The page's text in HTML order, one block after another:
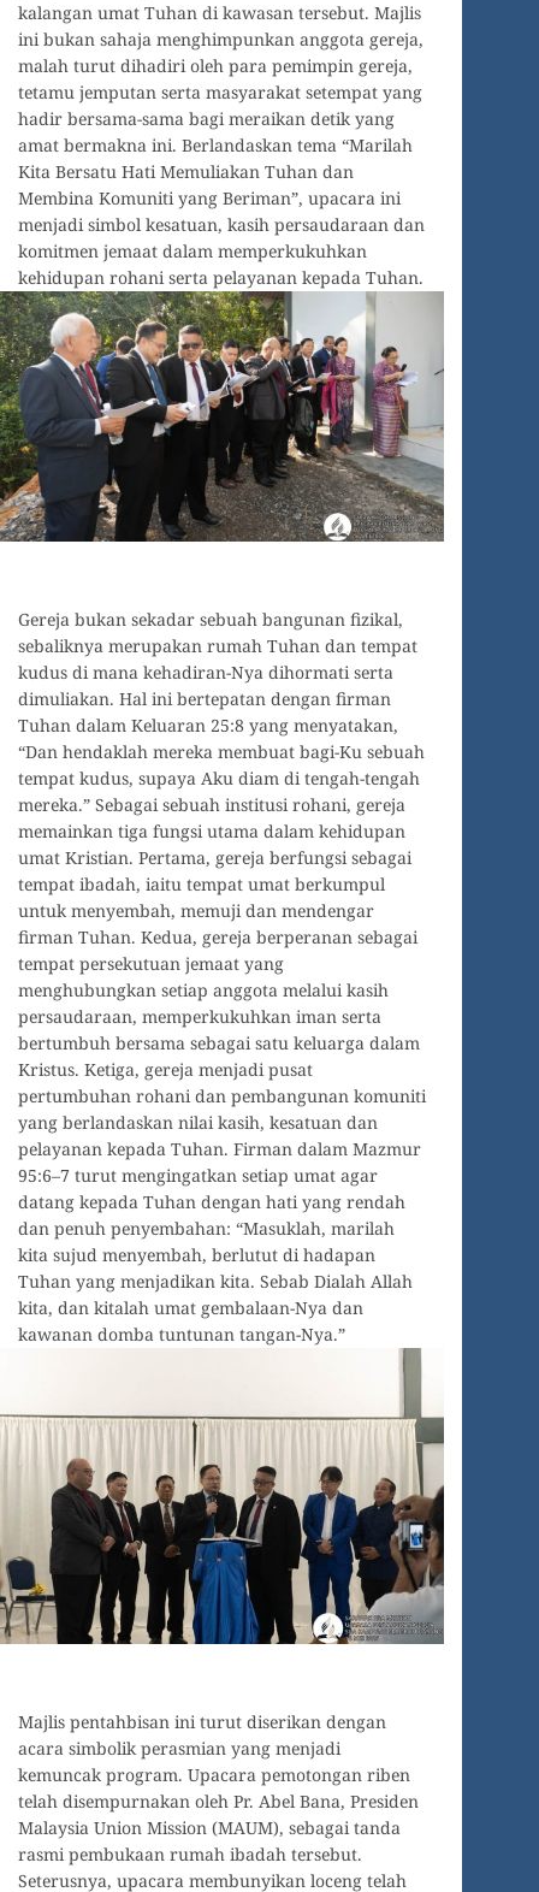
kalangan umat Tuhan di kawasan tersebut. Majlis
ini bukan sahaja menghimpunkan anggota gereja,
malah turut dihadiri oleh para pemimpin gereja,
tetamu jemputan serta masyarakat setempat yang
hadir bersama-sama bagi meraikan detik yang
amat bermakna ini. Berlandaskan tema “Marilah
Kita Bersatu Hati Memuliakan Tuhan dan
Membina Komuniti yang Beriman”, upacara ini
menjadi simbol kesatuan, kasih persaudaraan dan
komitmen jemaat dalam memperkukuhkan
kehidupan rohani serta pelayanan kepada Tuhan.
Gereja bukan sekadar sebuah bangunan fizikal,
sebaliknya merupakan rumah Tuhan dan tempat
kudus di mana kehadiran-Nya dihormati serta
dimuliakan. Hal ini bertepatan dengan firman
Tuhan dalam Keluaran 25:8 yang menyatakan,
“Dan hendaklah mereka membuat bagi-Ku sebuah
tempat kudus, supaya Aku diam di tengah-tengah
mereka.” Sebagai sebuah institusi rohani, gereja
memainkan tiga fungsi utama dalam kehidupan
umat Kristian. Pertama, gereja berfungsi sebagai
tempat ibadah, iaitu tempat umat berkumpul
untuk menyembah, memuji dan mendengar
firman Tuhan. Kedua, gereja berperanan sebagai
tempat persekutuan jemaat yang
menghubungkan setiap anggota melalui kasih
persaudaraan, memperkukuhkan iman serta
bertumbuh bersama sebagai satu keluarga dalam
Kristus. Ketiga, gereja menjadi pusat
pertumbuhan rohani dan pembangunan komuniti
yang berlandaskan nilai kasih, kesatuan dan
pelayanan kepada Tuhan. Firman dalam Mazmur
95:6–7 turut mengingatkan setiap umat agar
datang kepada Tuhan dengan hati yang rendah
dan penuh penyembahan: “Masuklah, marilah
kita sujud menyembah, berlutut di hadapan
Tuhan yang menjadikan kita. Sebab Dialah Allah
kita, dan kitalah umat gembalaan-Nya dan
kawanan domba tuntunan tangan-Nya.”
Majlis pentahbisan ini turut diserikan dengan
acara simbolik perasmian yang menjadi
kemuncak program. Upacara pemotongan riben
telah disempurnakan oleh Pr. Abel Bana, Presiden
Malaysia Union Mission (MAUM), sebagai tanda
rasmi pembukaan rumah ibadah tersebut.
Seterusnya, upacara membunyikan loceng telah